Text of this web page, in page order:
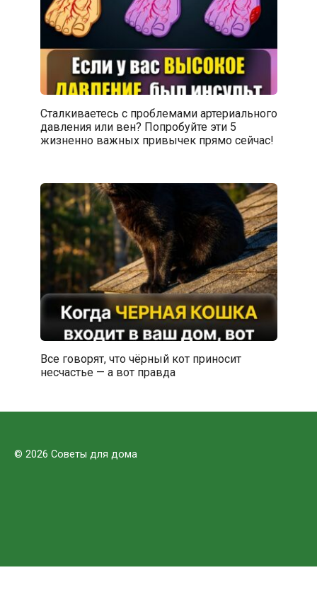
Сталкиваетесь с проблемами артериального
давления или вен? Попробуйте эти 5
жизненно важных привычек прямо сейчас!
Все говорят, что чёрный кот приносит
несчастье — а вот правда
© 2026 Советы для дома